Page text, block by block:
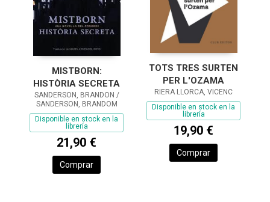
MISTBORN:
HISTÒRIA SECRETA
SANDERSON, BRANDON /
SANDERSON, BRANDOM
Disponible en stock en la
librería
21,90 €
Comprar
TOTS TRES SURTEN
PER L'OZAMA
RIERA LLORCA, VICENC
Disponible en stock en la
librería
19,90 €
Comprar